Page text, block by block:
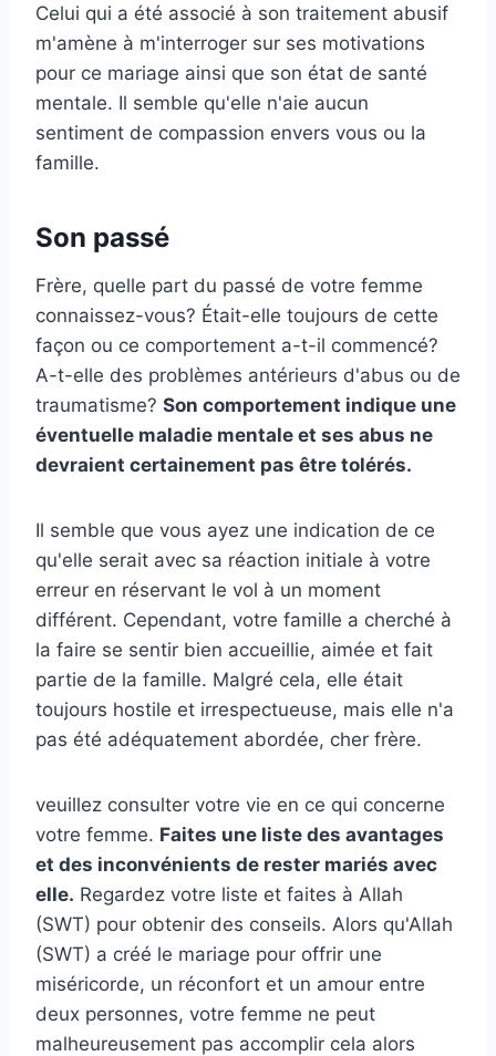
Celui qui a été associé à son traitement abusif
m'amène à m'interroger sur ses motivations
pour ce mariage ainsi que son état de santé
mentale. Il semble qu'elle n'aie aucun
sentiment de compassion envers vous ou la
famille.
Son passé
Frère, quelle part du passé de votre femme
connaissez-vous? Était-elle toujours de cette
façon ou ce comportement a-t-il commencé?
A-t-elle des problèmes antérieurs d'abus ou de
traumatisme? Son comportement indique une
éventuelle maladie mentale et ses abus ne
devraient certainement pas être tolérés.
Il semble que vous ayez une indication de ce
qu'elle serait avec sa réaction initiale à votre
erreur en réservant le vol à un moment
différent. Cependant, votre famille a cherché à
la faire se sentir bien accueillie, aimée et fait
partie de la famille. Malgré cela, elle était
toujours hostile et irrespectueuse, mais elle n'a
pas été adéquatement abordée, cher frère.
veuillez consulter votre vie en ce qui concerne
votre femme. Faites une liste des avantages
et des inconvénients de rester mariés avec
elle. Regardez votre liste et faites à Allah
(SWT) pour obtenir des conseils. Alors qu'Allah
(SWT) a créé le mariage pour offrir une
miséricorde, un réconfort et un amour entre
deux personnes, votre femme ne peut
malheureusement pas accomplir cela alors